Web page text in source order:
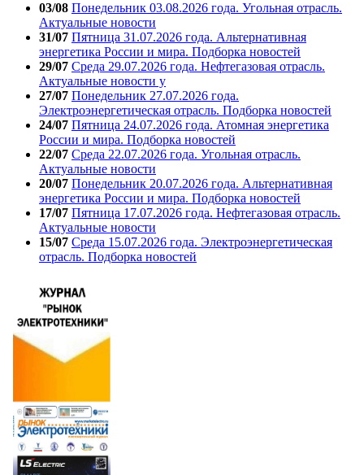
03/08 Понедельник 03.08.2026 года. Угольная отрасль.
Актуальные новости
31/07 Пятница 31.07.2026 года. Альтернативная
энергетика России и мира. Подборка новостей
29/07 Среда 29.07.2026 года. Нефтегазовая отрасль.
Актуальные новости у
27/07 Понедельник 27.07.2026 года.
Электроэнергетическая отрасль. Подборка новостей
24/07 Пятница 24.07.2026 года. Атомная энергетика
России и мира. Подборка новостей
22/07 Среда 22.07.2026 года. Угольная отрасль.
Актуальные новости
20/07 Понедельник 20.07.2026 года. Альтернативная
энергетика России и мира. Подборка новостей
17/07 Пятница 17.07.2026 года. Нефтегазовая отрасль.
Актуальные новости
15/07 Среда 15.07.2026 года. Электроэнергетическая
отрасль. Подборка новостей